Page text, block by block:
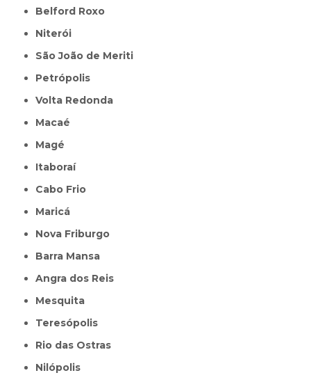
Belford Roxo
Niterói
São João de Meriti
Petrópolis
Volta Redonda
Macaé
Magé
Itaboraí
Cabo Frio
Maricá
Nova Friburgo
Barra Mansa
Angra dos Reis
Mesquita
Teresópolis
Rio das Ostras
Nilópolis